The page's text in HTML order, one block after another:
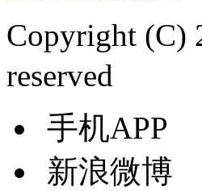
Copyright (C)
reserved
手机APP
新浪微博